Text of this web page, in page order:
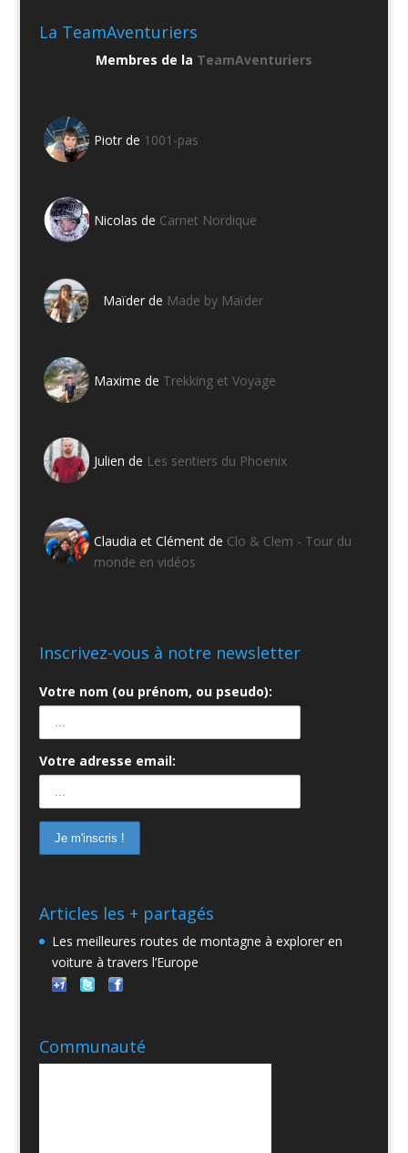
La TeamAventuriers
Membres de la TeamAventuriers
Piotr de 1001-pas
Nicolas de Carnet Nordique
Maïder de Made by Maïder
Maxime de Trekking et Voyage
Julien de Les sentiers du Phoenix
Claudia et Clément de Clo & Clem - Tour du
monde en vidéos
Inscrivez-vous à notre newsletter
Votre nom (ou prénom, ou pseudo):
Votre adresse email:
Articles les + partagés
Les meilleures routes de montagne à explorer en
voiture à travers l’Europe
Communauté